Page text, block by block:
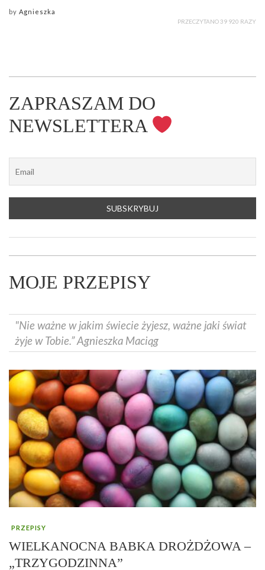
by Agnieszka
PRZECZYTANO 39 920 RAZY
ZAPRASZAM DO
NEWSLETTERA
MOJE PRZEPISY
"Nie ważne w jakim świecie żyjesz, ważne jaki świat
żyje w Tobie.” Agnieszka Maciąg
PRZEPISY
WIELKANOCNA BABKA DROŻDŻOWA –
„TRZYGODZINNA”